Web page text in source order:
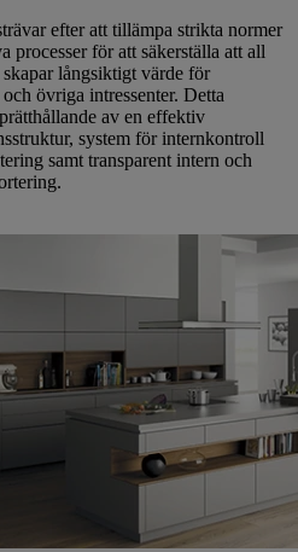
efter att tillämpa strikta normer
processer för att säkerställa att all
långsiktigt värde för
övriga intressenter. Detta
av en effektiv
system för internkontroll
samt transparent intern och